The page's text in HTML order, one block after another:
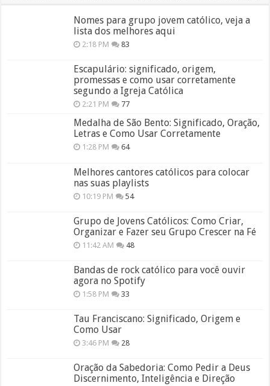
Nomes para grupo jovem católico, veja a
lista dos melhores aqui
2:18 PM 83
Escapulário: significado, origem,
promessas e como usar corretamente
segundo a Igreja Católica
2:21 PM 77
Medalha de São Bento: Significado, Oração,
Letras e Como Usar Corretamente
1:28 PM 64
Melhores cantores católicos para colocar
nas suas playlists
10:19 PM 54
Grupo de Jovens Católicos: Como Criar,
Organizar e Fazer seu Grupo Crescer na Fé
11:42 AM 48
Bandas de rock católico para você ouvir
agora no Spotify
1:58 PM 33
Tau Franciscano: Significado, Origem e
Como Usar
3:46 PM 28
Oração da Sabedoria: Como Pedir a Deus
Discernimento, Inteligência e Direção